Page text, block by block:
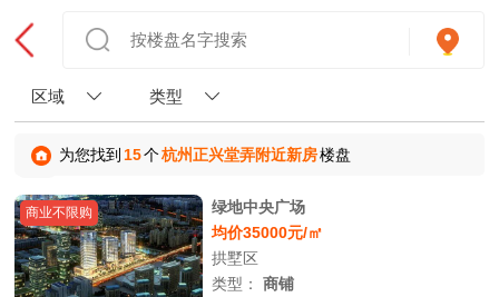
区域 类型
为您找到 15个杭州正兴堂弄附近新房楼盘
商业不限购
绿地中央广场
均价35000元/㎡
拱墅区
类型：商铺